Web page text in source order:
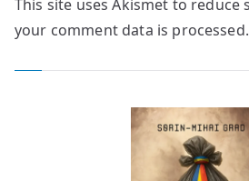
This site uses Akismet to reduce
your comment data is processed.